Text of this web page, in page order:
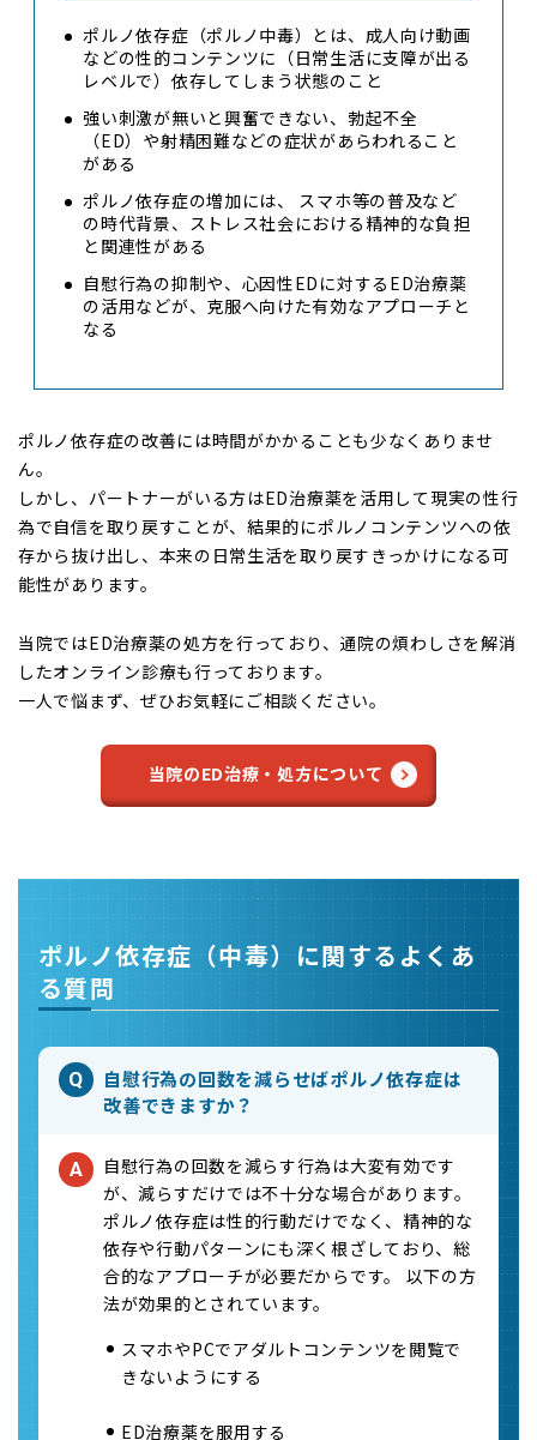
ポルノ依存症（ポルノ中毒）とは、成人向け動画
などの性的コンテンツに（日常生活に支障が出る
レベルで）依存してしまう状態のこと
強い刺激が無いと興奮できない、勃起不全
（ED）や射精困難などの症状があらわれること
がある
ポルノ依存症の増加には、 スマホ等の普及など
の時代背景、ストレス社会における精神的な負担
と関連性がある
自慰行為の抑制や、心因性EDに対するED治療薬
の活用などが、克服へ向けた有効なアプローチと
なる
ポルノ依存症の改善には時間がかかることも少なくありませ
ん。
しかし、パートナーがいる方はED治療薬を活用して現実の性行
為で自信を取り戻すことが、結果的にポルノコンテンツへの依
存から抜け出し、本来の日常生活を取り戻すきっかけになる可
能性があります。
当院ではED治療薬の処方を行っており、通院の煩わしさを解消
したオンライン診療も行っております。
一人で悩まず、ぜひお気軽にご相談ください。
当院のED治療・処方について
ポルノ依存症（中毒）に関するよくあ
る質問
Q
自慰行為の回数を減らせばポルノ依存症は
改善できますか？
A
自慰行為の回数を減らす行為は大変有効です
が、減らすだけでは不十分な場合があります。
ポルノ依存症は性的行動だけでなく、精神的な
依存や行動パターンにも深く根ざしており、総
合的なアプローチが必要だからです。 以下の方
法が効果的とされています。
スマホやPCでアダルトコンテンツを閲覧で
きないようにする
ED治療薬を服用する